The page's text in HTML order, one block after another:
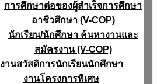
การศึกษาต่อของผู้สำเร็จการศึกษา
อาชีวศึกษา (V-COP)
นักเรียน/นักศึกษา ค้นหางานและ
สมัครงาน (V-COP)
งานสวัสดิการนักเรียนนักศึกษา
งานโครงการพิเศษ